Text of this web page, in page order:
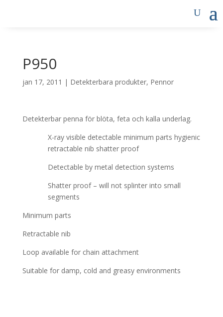
P950
jan 17, 2011 | Detekterbara produkter, Pennor
Detekterbar penna för blöta, feta och kalla underlag.
X-ray visible detectable minimum parts hygienic
retractable nib shatter proof
Detectable by metal detection systems
Shatter proof – will not splinter into small
segments
Minimum parts
Retractable nib
Loop available for chain attachment
Suitable for damp, cold and greasy environments